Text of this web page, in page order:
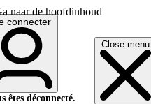
naar de hoofdinhoud
Close menu
connecter
êtes déconnecté.